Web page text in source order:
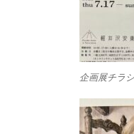
企画展チラシ